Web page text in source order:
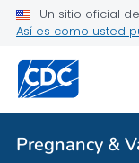
Un sitio oficial
Así es como usted
Pregnancy &
La seguridad de las
Proveedores de
Pregnancy &